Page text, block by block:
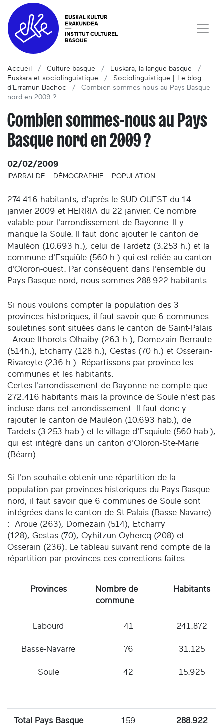
Accueil Culture basque
Euskara, la langue basque
Euskara et sociolinguistique
Sociolinguistique | Le blog
d'Erramun Bachoc
Combien sommes-nous au Pays Basque
nord en 2009 ?
Combien sommes-nous au Pays
Basque nord en 2009 ?
02/02/2009
IPARRALDE DÉMOGRAPHIE POPULATION
274.416 habitants, d'après le SUD OUEST du 14
janvier 2009 et HERRIA du 22 janvier. Ce nombre
valable pour l'arrondissement de Bayonne. Il y
manque la Soule. Il faut donc ajouter le canton de
Mauléon (10.693 h.), celui de Tardetz (3.253 h.) et la
commune d'Esquiüle (560 h.) qui est reliée au canton
d'Oloron-ouest. Par conséquent dans l'ensemble du
Pays Basque nord, nous sommes 288.922 habitants.
Si nous voulons compter la population des 3
provinces historiques, il faut savoir que 6 communes
souletines sont situées dans le canton de Saint-Palais
: Aroue-Ithorots-Olhaiby (263 h.), Domezain-Berraute
(514h.), Etcharry (128 h.), Gestas (70 h.) et Osserain-
Rivareyte (236 h.). Répartissons par province les
communes et les habitants.
Certes l'arrondissement de Bayonne ne compte que
272.416 habitants mais la province de Soule n'est pas
incluse dans cet arrondissement. Il faut donc y
rajouter le canton de Mauléon (10.693 hab.), de
Tardets (3.253 hab.) et le village d'Esquiule (560 hab.),
qui est intégré dans un canton d'Oloron-Ste-Marie
(Béarn).
Si l'on souhaite obtenir une répartition de la
population par provinces historiques du Pays Basque
nord, il faut savoir que 6 communes de Soule sont
intégrées dans le canton de St-Palais (Basse-Navarre)
: Aroue (263), Domezain (514), Etcharry
(128), Gestas (70), Oyhitzun-Oyhercq (208) et
Osserain (236). Le tableau suivant rend compte de la
répartition par provinces ces corrections faites.
Provinces
Nombre de
commune
Habitants
Labourd
Basse-Navarre
Soule
41
76
42
241.872
31.125
15.925
Total Pays Basque
159 288.922